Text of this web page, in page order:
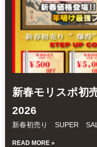
新春モリスポ初
2026
新春初売り SUPER
READ MORE »